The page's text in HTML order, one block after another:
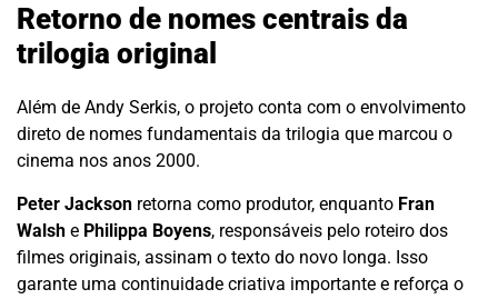
Retorno de nomes centrais da
trilogia original
Além de Andy Serkis, o projeto conta com o envolvimento
direto de nomes fundamentais da trilogia que marcou o
cinema nos anos 2000.
Peter Jackson retorna como produtor, enquanto Fran
Walsh e Philippa Boyens, responsáveis pelo roteiro dos
filmes originais, assinam o texto do novo longa. Isso
garante uma continuidade criativa importante e reforça o